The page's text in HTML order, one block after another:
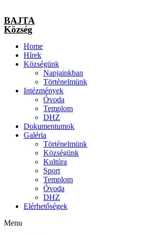
BAJTA
Község
Home
Hírek
Községünk
Napjainkban
Történelmünk
Intézmények
Óvoda
Templom
DHZ
Dokumentumok
Galéria
Történelmünk
Községünk
Kultúra
Sport
Templom
Óvoda
DHZ
Elérhetőségek
Menu